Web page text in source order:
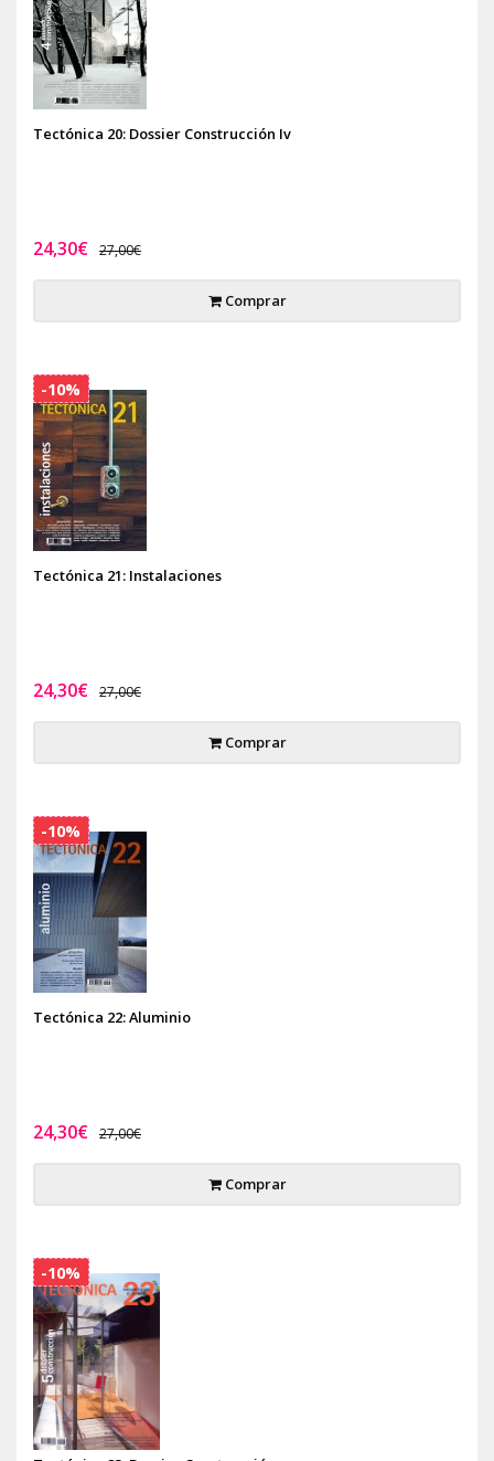
Tectónica 20: Dossier Construcción Iv
24,30€ 27,00€
Comprar
Tectónica 21: Instalaciones
24,30€ 27,00€
Comprar
-10%
Tectónica 22: Aluminio
24,30€ 27,00€
Comprar
-10%
-10%